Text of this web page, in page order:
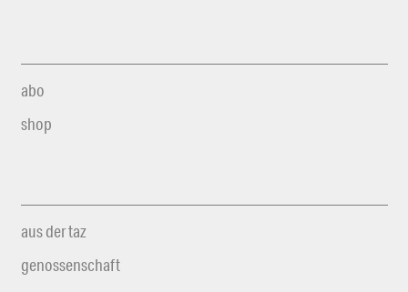
abo
shop
aus der taz
genossenschaft